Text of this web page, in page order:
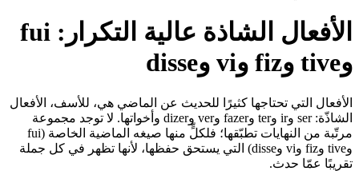
الأفعال الشاذة عالية التكرار: fui
وtive وfiz وvi وdisse
الأفعال التي تحتاجها كثيرًا للحديث عن الماضي هي، للأسف، الأفعال
الشاذّة: ser وir وter وfazer وver وdizer وأخواتها. لا توجد مجموعة
مرتّبة من النهايات تطبّقها؛ فلكلٍّ منها صيغه الماضية الخاصة (fui
وtive وfiz وvi وdisse) التي يستحق حفظها، لأنها تظهر في كل جملة
تقريبًا عمّا حدث.